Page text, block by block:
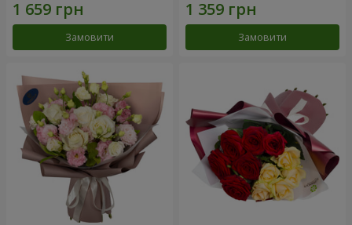
Замовити Замовити